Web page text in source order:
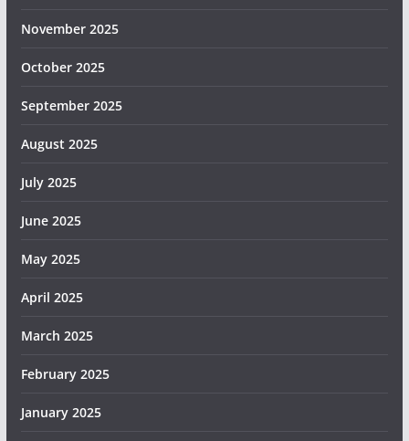
November 2025
October 2025
September 2025
August 2025
July 2025
June 2025
May 2025
April 2025
March 2025
February 2025
January 2025